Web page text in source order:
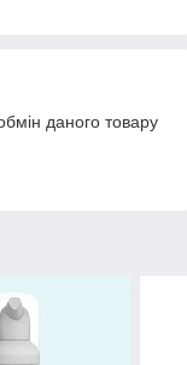
даного товару